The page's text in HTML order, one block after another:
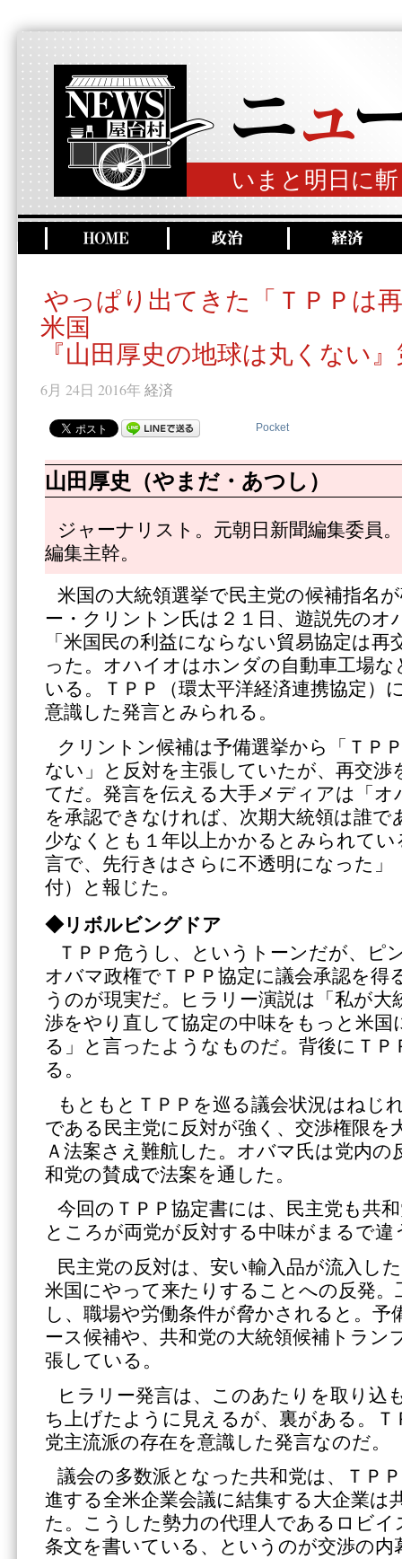
いまと明日に
やっぱり出てきた「ＴＰＰは
米国
『山田厚史の地球は丸くない
6月 24日 2016年 経済
Pocket
山田厚史（やまだ・あつし）
ジャーナリスト。元朝日新聞編集委員
編集主幹。
米国の大統領選挙で民主党の候補指名
ー・クリントン氏は２１日、遊説先のオ
「米国民の利益にならない貿易協定は
った。オハイオはホンダの自動車工場
いる。ＴＰＰ（環太平洋経済連携協定）
意識した発言とみられる。
クリントン候補は予備選挙から「ＴＰ
ない」と反対を主張していたが、再交渉
てだ。発言を伝える大手メディアは「オ
を承認できなければ、次期大統領は誰で
少なくとも１年以上かかるとみられてい
言で、先行きはさらに不透明になった」
付）と報じた。
◆リボルビングドア
ＴＰＰ危うし、というトーンだが、ピ
オバマ政権でＴＰＰ協定に議会承認を得
うのが現実だ。ヒラリー演説は「私が大
渉をやり直して協定の中味をもっと米国
る」と言ったようなものだ。背後にＴＰ
る。
もともとＴＰＰを巡る議会状況はねじ
である民主党に反対が強く、交渉権限を
Ａ法案さえ難航した。オバマ氏は党内の
和党の賛成で法案を通した。
今回のＴＰＰ協定書には、民主党も共
ところが両党が反対する中味がまるで違
民主党の反対は、安い輸入品が流入し
米国にやって来たりすることへの反発。
し、職場や労働条件が脅かされると。予
ース候補や、共和党の大統領候補トラン
張している。
ヒラリー発言は、このあたりを取り込
ち上げたように見えるが、裏がある。Ｔ
党主流派の存在を意識した発言なのだ。
議会の多数派となった共和党は、ＴＰ
進する全米企業会議に結集する大企業は
た。こうした勢力の代理人であるロビイ
条文を書いている、というのが交渉の内